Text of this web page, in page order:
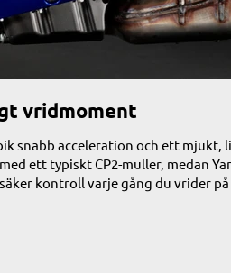
vridmoment
snabb acceleration och ett
ett typiskt CP2-muller, medan
kontroll varje gång du vrider på